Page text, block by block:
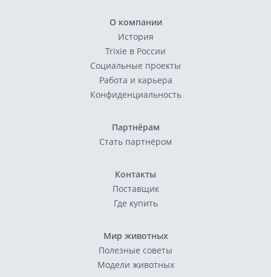
О компании
История
Trixie в России
Социальные проекты
Работа и карьера
Конфиденциальность
Партнёрам
Стать партнёром
Контакты
Поставщик
Где купить
Мир животных
Полезные советы
Модели животных